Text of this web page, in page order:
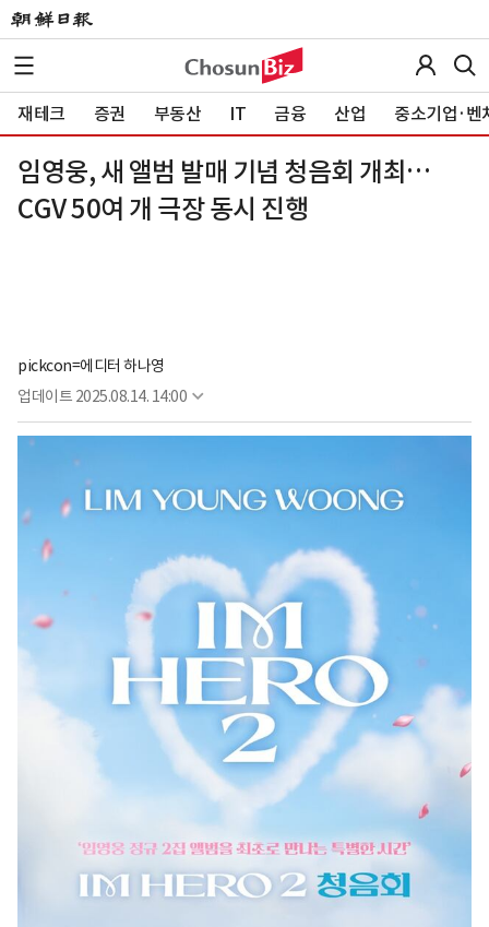
재테크 증권 부동산 IT 금융 산업 중소기업·벤
임영웅, 새 앨범 발매 기념 청음회 개최…
CGV 50여 개 극장 동시 진행
pickcon=에디터 하나영
업데이트 2025.08.14. 14:00